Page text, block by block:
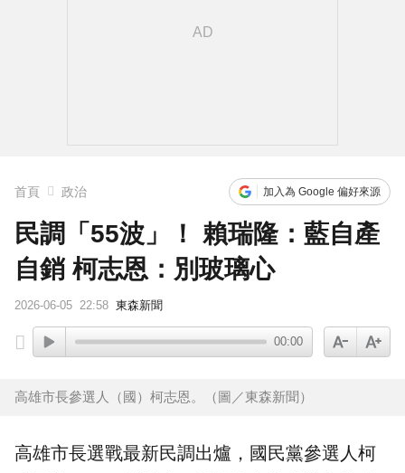
首頁 政治 加入為 Google 偏好來源
民調「55波」！ 賴瑞隆：藍自產
自銷 柯志恩：別玻璃心
2026-06-05 22:58 東森新聞
00:00
高雄市長參選人（國）柯志恩。（圖／東森新聞）
高雄市長選戰最新民調出爐，國民黨參選人柯